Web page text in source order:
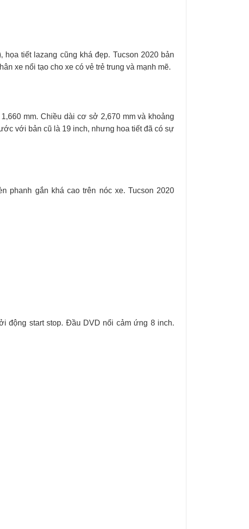
họa tiết lazang cũng khá đẹp. Tucson 2020 bản
xe nổi tạo cho xe có vẻ trẻ trung và mạnh mẽ.
mm. Chiều dài cơ sở 2,670 mm và khoảng
với bản cũ là 19 inch, nhưng hoa tiết đã có sự
phanh gắn khá cao trên nóc xe. Tucson 2020
động start stop. Đầu DVD nổi cảm ứng 8 inch.